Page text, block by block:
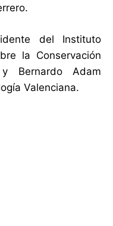
del Instituto
la Conservación
Bernardo Adam
Valenciana.